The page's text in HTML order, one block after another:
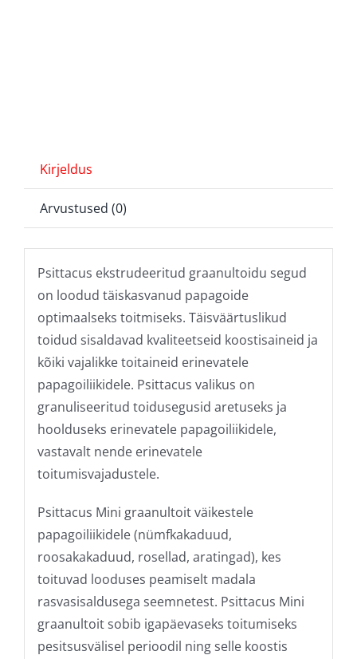
Kirjeldus
Arvustused (0)
Psittacus ekstrudeeritud graanultoidu segud
on loodud täiskasvanud papagoide
optimaalseks toitmiseks. Täisväärtuslikud
toidud sisaldavad kvaliteetseid koostisaineid ja
kõiki vajalikke toitaineid erinevatele
papagoiliikidele. Psittacus valikus on
granuliseeritud toidusegusid aretuseks ja
hoolduseks erinevatele papagoiliikidele,
vastavalt nende erinevatele
toitumisvajadustele.
Psittacus Mini graanultoit väikestele
papagoiliikidele (nümfkakaduud,
roosakakaduud, rosellad, aratingad), kes
toituvad looduses peamiselt madala
rasvasisaldusega seemnetest. Psittacus Mini
graanultoit sobib igapäevaseks toitumiseks
pesitsusvälisel perioodil ning selle koostis